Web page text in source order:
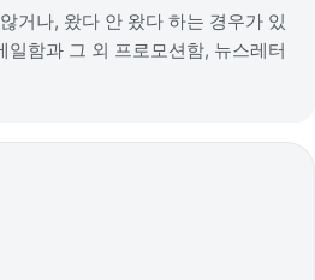
거나, 왔다 안 왔다 하는 경우가 있
일함과 그 외 프로모션함, 뉴스레터